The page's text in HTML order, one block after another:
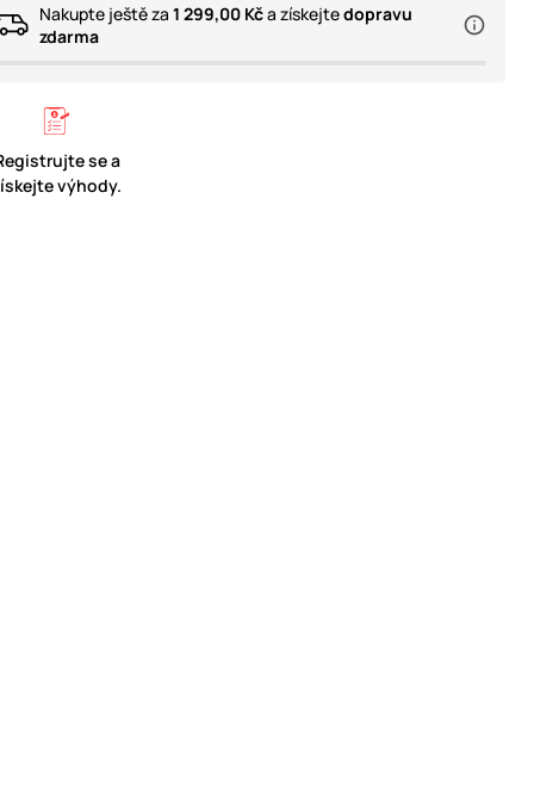
Nakupte ještě za 1 299,00 Kča získejtedopravu
zdarma
se a
výhody.